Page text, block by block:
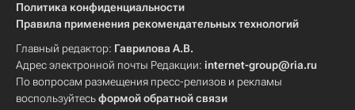
Политика конфиденциальности
Правила применения рекомендательных технологий
Главный редактор: Гаврилова А.В.
Адрес электронной почты Редакции: internet-group@ria.ru
По вопросам размещения пресс-релизов и рекламы
воспользуйтесьформой обратной связи